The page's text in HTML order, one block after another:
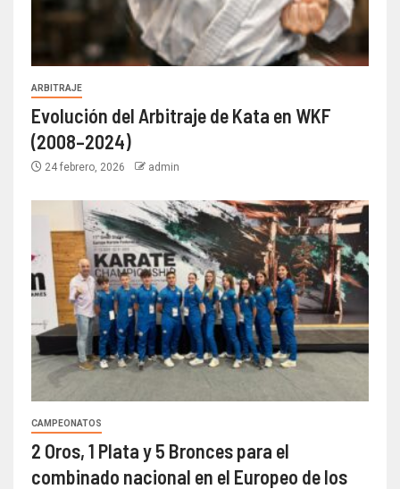
ARBITRAJE
Evolución del Arbitraje de Kata en WKF
(2008–2024)
24 febrero, 2026 admin
CAMPEONATOS
2 Oros, 1 Plata y 5 Bronces para el
combinado nacional en el Europeo de los